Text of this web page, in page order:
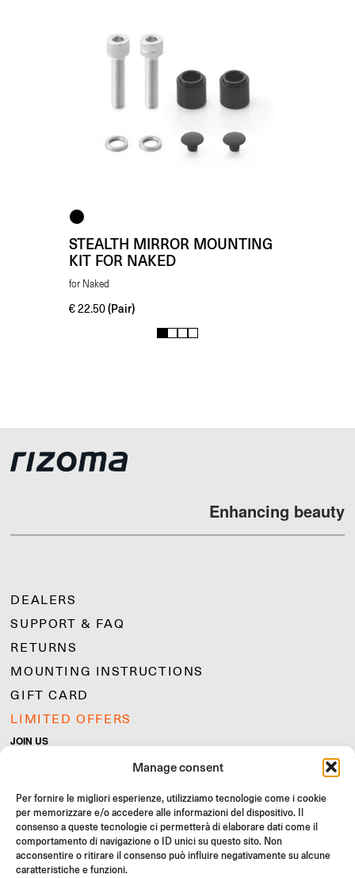
Manage consent
Per fornire le migliori esperienze, utilizziamo tecnologie come i cookie
per memorizzare e/o accedere alle informazioni del dispositivo. Il
consenso a queste tecnologie ci permetterà di elaborare dati come il
comportamento di navigazione o ID unici su questo sito. Non
acconsentire o ritirare il consenso può influire negativamente su alcune
caratteristiche e funzioni.
STEALTH MIRROR MOUNTING
KIT FOR NAKED
for Naked
€22.50 (Pair)
1 2 3 4
Enhancing beauty
DEALERS
SUPPORT & FAQ
RETURNS
MOUNTING INSTRUCTIONS
GIFT CARD
LIMITED OFFERS
JOIN US
Join the Rizoma community
and access exclusive content and special offers!
Signup